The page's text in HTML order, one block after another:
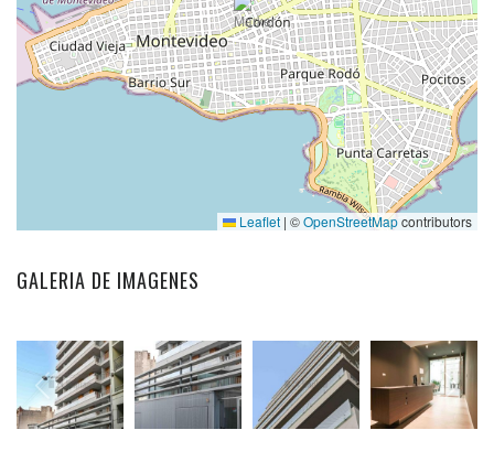
Leaflet | ©OpenStreetMapcontributors
GALERIA DE IMAGENES